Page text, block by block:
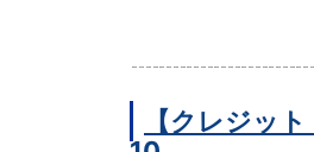
【クレジッ